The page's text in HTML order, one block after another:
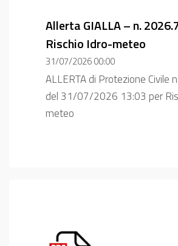
Allerta GIALLA – n.
Rischio Idro-meteo
31/07/2026 00:00
ALLERTA di Protezione Civile
del 31/07/2026 13:03 per
meteo